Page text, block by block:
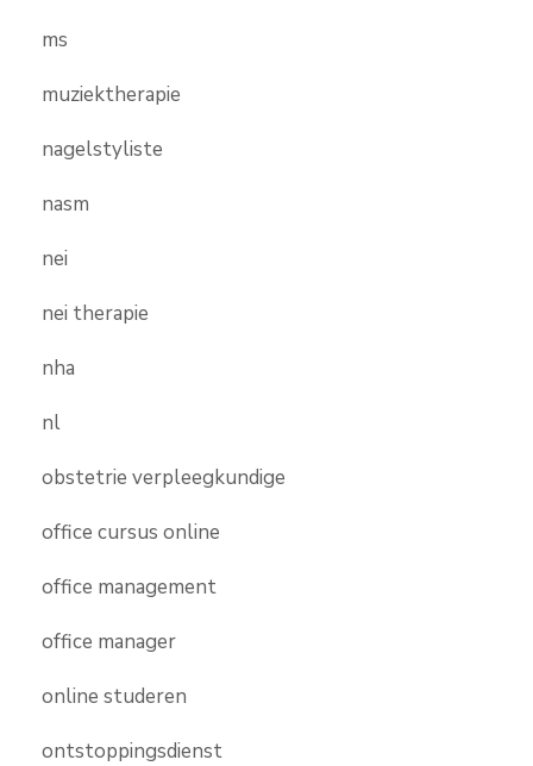
ms
muziektherapie
nagelstyliste
nasm
nei
nei therapie
nha
nl
obstetrie verpleegkundige
office cursus online
office management
office manager
online studeren
ontstoppingsdienst